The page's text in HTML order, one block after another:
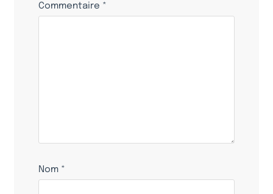
Commentaire *
Nom *